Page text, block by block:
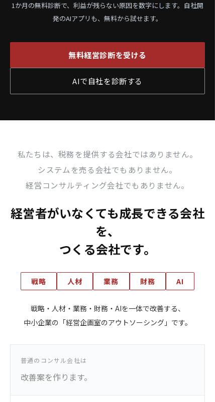
1か月の無料診断で、利益が残らない原因を数字にします。 自社開
発のAIアプリも、無料から試せます。
無料経営診断を受ける
AIで自社を診断する
私たちは、税務を提供する会社ではありません。
システムを売る会社でもありません。
経営コンサルティング会社でもありません。
経営者がいなくても成長できる会社
を、
つくる会社です。
戦略 人材 業務 財務 AI
戦略・人材・業務・財務・AIを一体で改善する、
中小企業の「経営企画室のアウトソーシング」です。
普通のコンサル会社は
改善案を作ります。